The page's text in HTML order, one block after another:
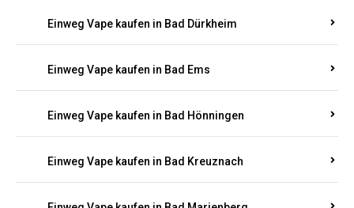
Einweg Vape kaufen in Bad Dürkheim
Einweg Vape kaufen in Bad Ems
Einweg Vape kaufen in Bad Hönningen
Einweg Vape kaufen in Bad Kreuznach